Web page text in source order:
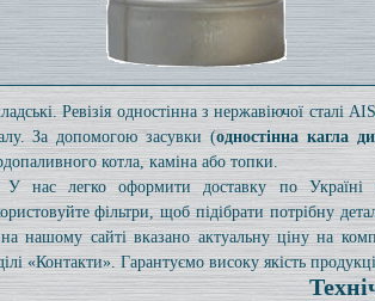
Ревізія одностінна з нержавіючої сталі
За допомогою засувки (одностінна кагла
котла, каміна або топки.
У нас легко оформити доставку по Україні
фільтри, щоб підібрати потрібну
нашому сайті вказано актуальну ціну на
«Контакти». Гарантуємо високу якість